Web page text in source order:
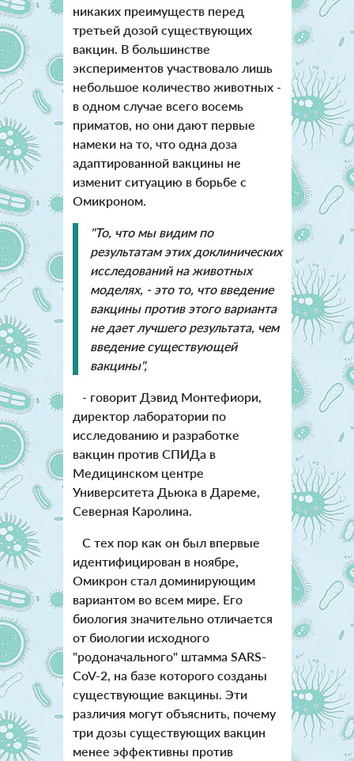
никаких преимуществ перед
третьей дозой существующих
вакцин. В большинстве
экспериментов участвовало лишь
небольшое количество животных -
в одном случае всего восемь
приматов, но они дают первые
намеки на то, что одна доза
адаптированной вакцины не
изменит ситуацию в борьбе с
Омикроном.
"То, что мы видим по
результатам этих доклинических
исследований на животных
моделях, - это то, что введение
вакцины против этого варианта
не дает лучшего результата, чем
введение существующей
вакцины",
- говорит Дэвид Монтефиори,
директор лаборатории по
исследованию и разработке
вакцин против СПИДа в
Медицинском центре
Университета Дьюка в Дареме,
Северная Каролина.
С тех пор как он был впервые
идентифицирован в ноябре,
Омикрон стал доминирующим
вариантом во всем мире. Его
биология значительно отличается
от биологии исходного
"родоначального" штамма SARS-
CoV-2, на базе которого созданы
существующие вакцины. Эти
различия могут объяснить, почему
три дозы существующих вакцин
менее эффективны против